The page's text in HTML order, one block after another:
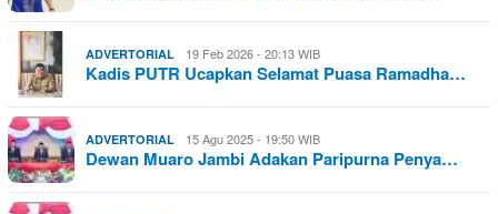
ADVERTORIAL 19 Feb 2026 - 20:13 WIB
Kadis PUTR Ucapkan Selamat Puasa Ramadha…
ADVERTORIAL 15 Agu 2025 - 19:50 WIB
Dewan Muaro Jambi Adakan Paripurna Penya…